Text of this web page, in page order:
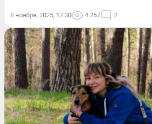
8 ноября, 2025, 17:30 4 267 2